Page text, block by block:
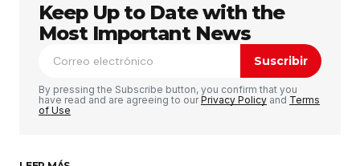
Tu dirección de correo electrónico no será
publicada. Los campos obligatorios están
marcados con*
Comentario *
Keep Up to Date with the
Most Important News
Suscribir
By pressing the Subscribe button, you confirm that you
have read and are agreeing to ourPrivacy Policy and Terms
of Use